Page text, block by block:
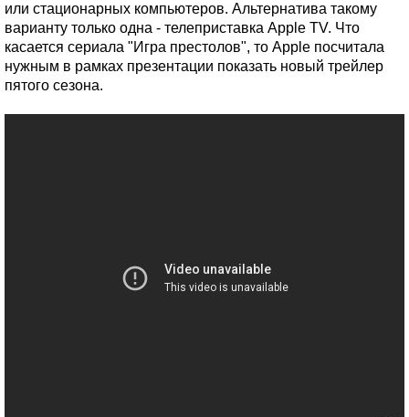
или стационарных компьютеров. Альтернатива такому
варианту только одна - телеприставка Apple TV. Что
касается сериала "Игра престолов", то Apple посчитала
нужным в рамках презентации показать новый трейлер
пятого сезона.